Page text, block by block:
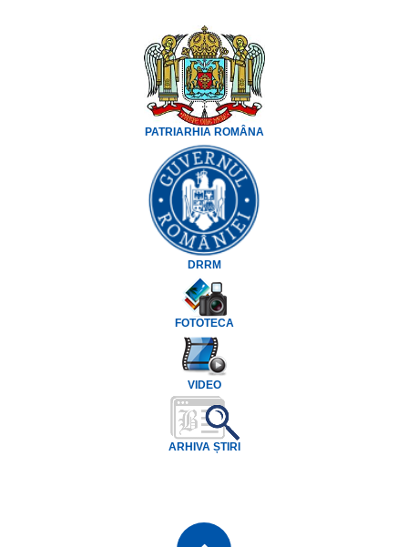
PATRIARHIA ROMÂNA
DRRM
FOTOTECA
VIDEO
ARHIVA ȘTIRI